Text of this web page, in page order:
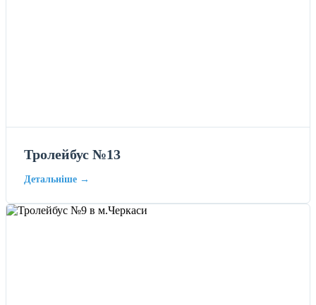
Тролейбус №13
Детальніше →